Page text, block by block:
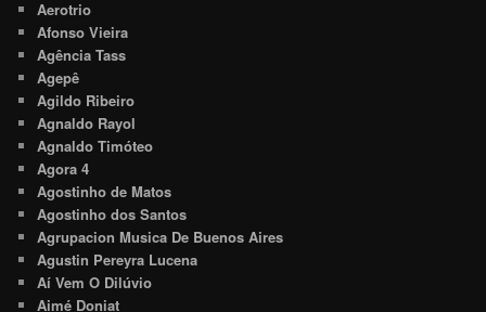
Aerotrio
Afonso Vieira
Agência Tass
Agepê
Agildo Ribeiro
Agnaldo Rayol
Agnaldo Timóteo
Agora 4
Agostinho de Matos
Agostinho dos Santos
Agrupacion Musica De Buenos Aires
Agustin Pereyra Lucena
Aí Vem O Dilúvio
Aimé Doniat